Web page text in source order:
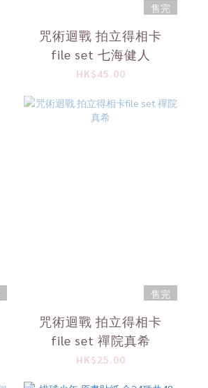
售完
咒術迴戰 拍立得相卡
file set 七海健人
HK$45.00
售完
咒術迴戰 拍立得相卡
file set 禪院真希
HK$25.00